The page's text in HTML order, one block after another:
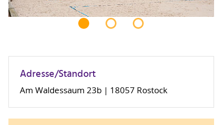
Adresse/Standort
Am Waldessaum 23b | 18057 Rostock